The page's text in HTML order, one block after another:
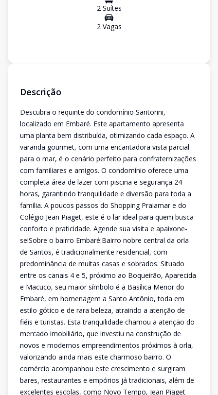
2Suítes
2Vagas
Descrição
Descubra o requinte do condomínio Santorini,
localizado em Embaré. Este apartamento apresenta
uma planta bem distribuída, otimizando cada espaço. A
varanda gourmet, com uma encantadora vista parcial
para o mar, é o cenário perfeito para confraternizações
com familiares e amigos. O condomínio oferece uma
completa área de lazer com piscina e segurança 24
horas, garantindo tranquilidade e diversão para toda a
família. A poucos passos do Shopping Praiamar e do
Colégio Jean Piaget, este é o lar ideal para quem busca
conforto e praticidade. Agende sua visita e apaixone-
se!Sobre o bairro Embaré:Bairro nobre central da orla
de Santos, é tradicionalmente residencial, com
predominância de muitas casas e sobrados. Situado
entre os canais 4 e 5, próximo ao Boqueirão, Aparecida
e Macuco, seu maior símbolo é a Basílica Menor do
Embaré, em homenagem a Santo Antônio, toda em
estilo gótico e de rara beleza, atraindo a atenção de
fiéis e turistas. Esta tranquilidade chamou a atenção do
mercado imobiliário, que investiu na construção de
novos e modernos empreendimentos próximos à orla,
valorizando ainda mais este charmoso bairro. O
comércio acompanhou este crescimento e surgiram
bares, restaurantes e empórios já tradicionais, além de
excelentes escolas, como Novo Tempo, Jean Piaget